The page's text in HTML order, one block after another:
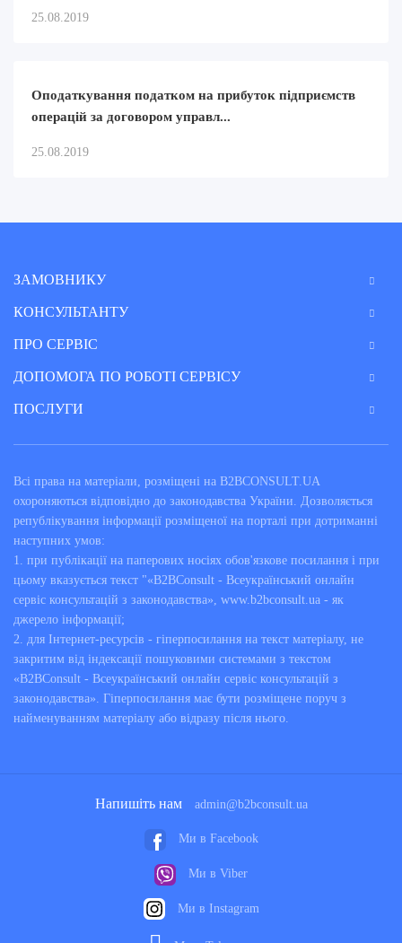
25.08.2019
Оподаткування податком на прибуток підприємств
операцій за договором управл...
25.08.2019
ЗАМОВНИКУ
КОНСУЛЬТАНТУ
ПРО СЕРВІС
ДОПОМОГА ПО РОБОТІ СЕРВІСУ
ПОСЛУГИ
Всі права на матеріали, розміщені на B2BCONSULT.UA
охороняються відповідно до законодавства України. Дозволяється
републікування інформації розміщеної на порталі при дотриманні
наступних умов:
1. при публікації на паперових носіях обов'язкове посилання і при
цьому вказується текст "«B2BConsult - Всеукраїнський онлайн
сервіс консультацій з законодавства», www.b2bconsult.ua - як
джерело інформації;
2. для Інтернет-ресурсів - гіперпосилання на текст матеріалу, не
закритим від індексації пошуковими системами з текстом
«B2BConsult - Всеукраїнський онлайн сервіс консультацій з
законодавства». Гіперпосилання має бути розміщене поруч з
найменуванням матеріалу або відразу після нього.
Напишіть нам admin@b2bconsult.ua
Ми в Facebook
Ми в Viber
Ми в Instagram